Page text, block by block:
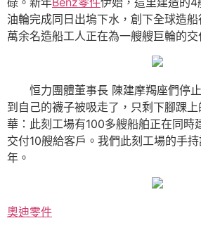
油輪完成同日出塢下水，創下全球造
萬余名造船工人正在為一艘艘巨輪的交
恒力團體董事長 陳建摩羯座們停
到自己的襪子被吸走了，只剩下腳踝上
華：此刻工場有100多艘船舶正在同時
交付10艘給客戶。我們此刻工場的手
年。
奧迪零件